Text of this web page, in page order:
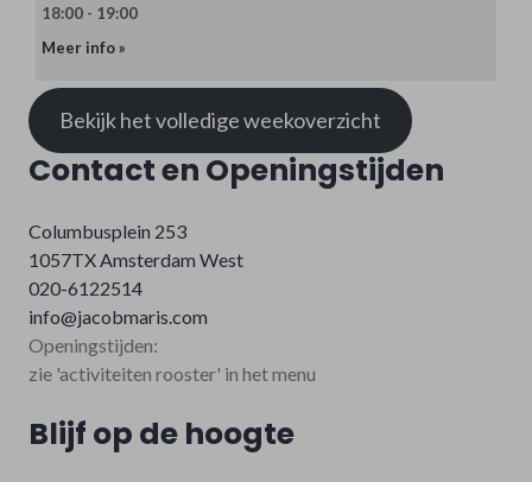
18:00 - 19:00
Meer info »
Bekijk het volledige weekoverzicht
Contact en Openingstijden
Columbusplein 253
1057TX Amsterdam West
020-6122514
info@jacobmaris.com
Openingstijden:
zie 'activiteiten rooster' in het menu
Blijf op de hoogte